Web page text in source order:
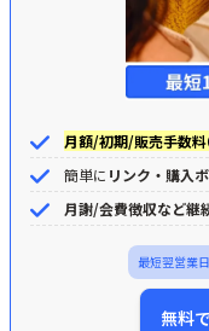
Q: Googleフォームに決
Q: ホームページにクレ
Q: 決済フォームのセキュ
自社に合った決済システ
月額/初期/販売手数
簡単に リンク・購入
月謝/会費徴収など継
最短翌営業
無料